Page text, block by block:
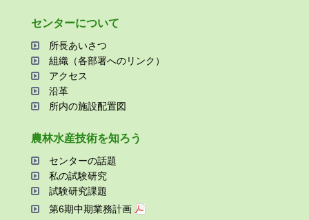
センターについて
所⻑あいさつ
組織（各部署へのリンク）
アクセス
沿⾰
所内の施設配置図
農林⽔産技術を知ろう
センターの話題
私の試験研究
試験研究課題
第6期中期業務計画